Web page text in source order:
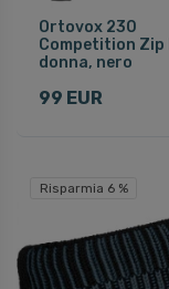
Ortovox 230
Competition Zip
donna, nero
99 EUR
Risparmia 6 %